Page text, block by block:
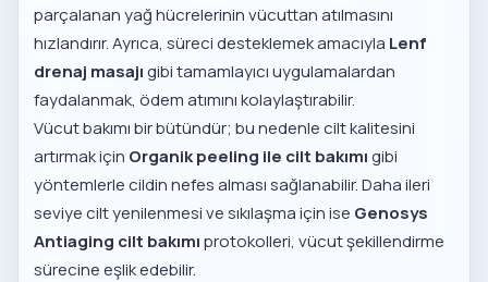
parçalanan yağ hücrelerinin vücuttan atılmasını
hızlandırır. Ayrıca, süreci desteklemek amacıyla Lenf
drenaj masajıgibi tamamlayıcı uygulamalardan
faydalanmak, ödem atımını kolaylaştırabilir.
Vücut bakımı bir bütündür; bu nedenle cilt kalitesini
artırmak için Organik peeling ile cilt bakımıgibi
yöntemlerle cildin nefes alması sağlanabilir. Daha ileri
seviye cilt yenilenmesi ve sıkılaşma için ise Genosys
Antiaging cilt bakımıprotokolleri, vücut şekillendirme
sürecine eşlik edebilir.